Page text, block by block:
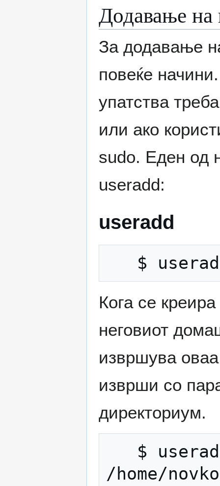
Додавање на
За додавање
повеќе
упатства
или ако
sudo. Еден од
useradd:
useradd
Кога се
неговиот
извршува
изврши со
директориум.